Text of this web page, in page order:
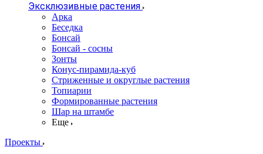
Эксклюзивные растения
Арка
Беседка
Бонсай
Бонсай - сосны
Зонты
Конус-пирамида-куб
Стриженные и округлые растения
Топиарии
Формированные растения
Шар на штамбе
Еще
Проекты